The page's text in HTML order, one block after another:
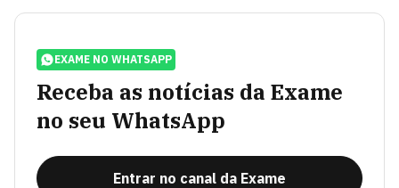
EXAME NO WHATSAPP
Receba as notícias da Exame
no seu WhatsApp
Entrar no canal da Exame